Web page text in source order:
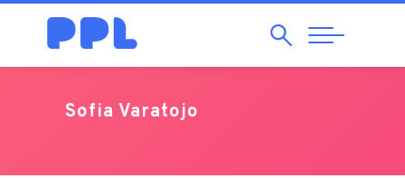
Pesquisar
Abrir
Navegação
Sofia Varatojo